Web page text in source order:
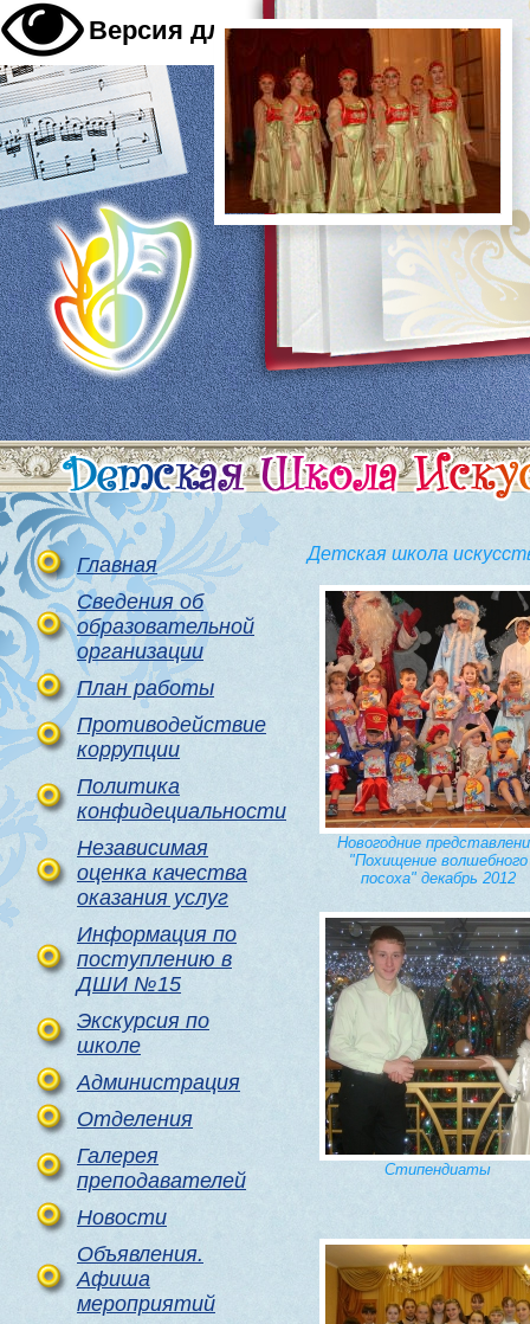
Версия для слабовидящих A A A
Главная
Сведения об
образовательной
организации
План работы
Противодействие
коррупции
Политика
конфидециальности
Независимая
оценка качества
оказания услуг
Информация по
поступлению в
ДШИ №15
Экскурсия по
школе
Администрация
Отделения
Галерея
преподавателей
Новости
Объявления.
Афиша
мероприятий
Детская школа
Новогодние
"Похищение волшебного
посоха" декабрь 2012
Стипендиаты